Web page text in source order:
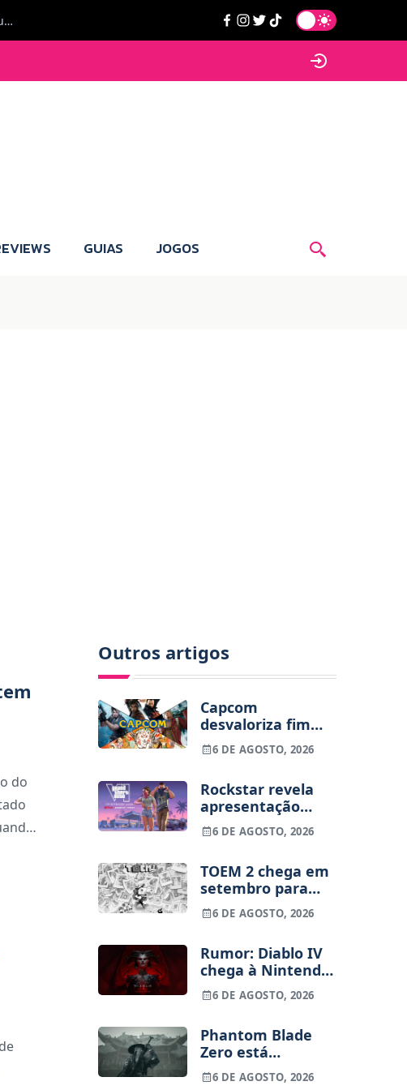
Carlos Ferreira diz: Fiquei surpreendido por ver a franquia StarFox no novo filme do Super Mario Galaxy - O filme. Boa! O tema de espaço está de novo na moda.
GUIAS JOGOS
do
Outros artigos
Capcom
desvaloriza fim
dos jogos físicos
na PlayStation
6 DE AGOSTO, 2026
Rockstar revela
apresentação
alargada de GTA
VI para 27 de
6 DE AGOSTO, 2026
TOEM 2 chega em
setembro para
PS5, Switch e PC
6 DE AGOSTO, 2026
Rumor: Diablo IV
chega à Nintendo
Switch 2 em
setembro e vai
um jogo novo
6 DE AGOSTO, 2026
Phantom Blade
Zero está
terminado, pré-
6 DE AGOSTO, 2026